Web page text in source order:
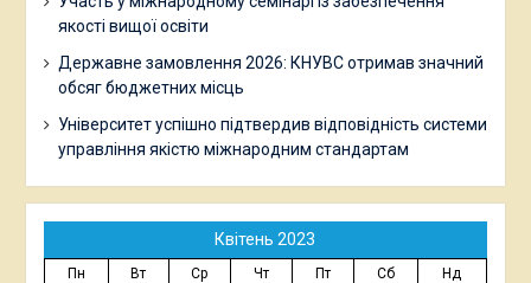
якості вищої освіти
Державне замовлення 2026: КНУВС отримав значний
обсяг бюджетних місць
Університет успішно підтвердив відповідність системи
управління якістю міжнародним стандартам
Квітень 2023
Пн Вт Ср Чт Пт Сб
Нд